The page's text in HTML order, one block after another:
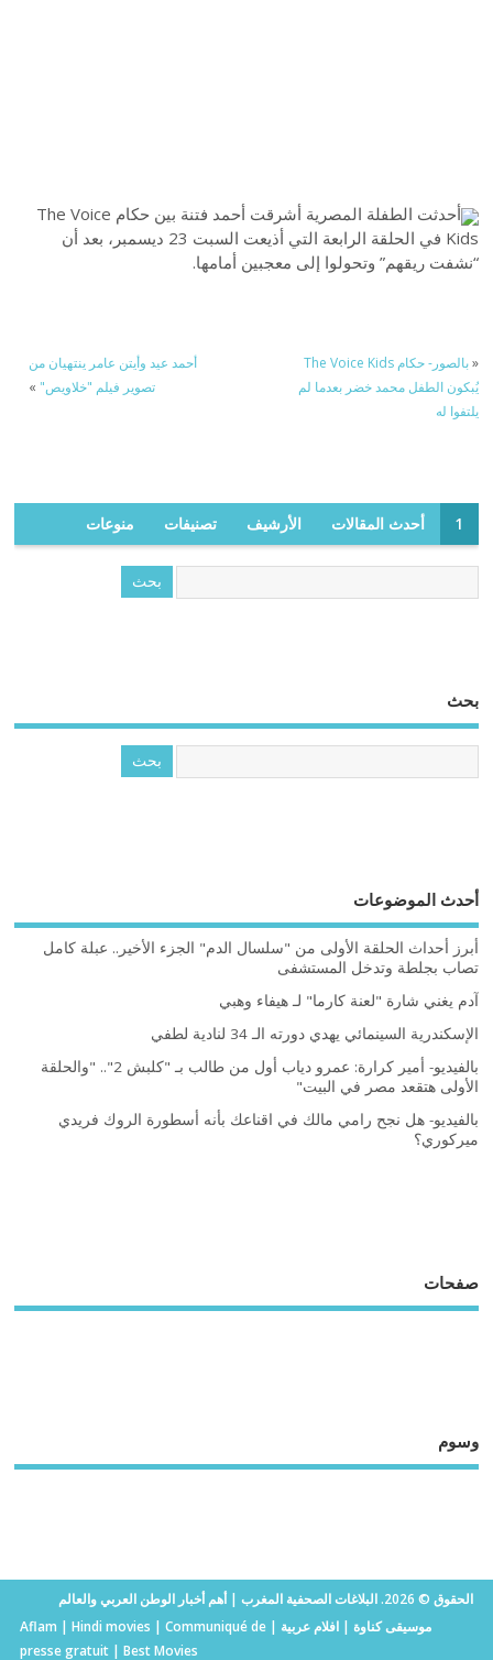
أحدثت الطفلة المصرية أشرقت أحمد فتنة بين حكام The Voice
Kids في الحلقة الرابعة التي أذيعت السبت 23 ديسمبر، بعد أن
“نشفت ريقهم” وتحولوا إلى معجبين أمامها.
«
بالصور- حكام The Voice Kids
يُبكون الطفل محمد خضر بعدما لم
يلتفوا له
أحمد عيد وأيتن عامر ينتهيان من
تصوير فيلم "خلاويص" »
1 أحدث المقالات الأرشيف تصنيفات منوعات
بحث
أحدث الموضوعات
أبرز أحداث الحلقة الأولى من "سلسال الدم" الجزء الأخير.. عبلة كامل
تصاب بجلطة وتدخل المستشفى
آدم يغني شارة "لعنة كارما" لـ هيفاء وهبي
الإسكندرية السينمائي يهدي دورته الـ 34 لنادية لطفي
بالفيديو- أمير كرارة: عمرو دياب أول من طالب بـ "كلبش 2".. "والحلقة
الأولى هتقعد مصر في البيت"
بالفيديو- هل نجح رامي مالك في اقناعك بأنه أسطورة الروك فريدي
ميركوري؟
صفحات
وسوم
الحقوق © 2026. البلاغات الصحفية المغرب | أهم أخبار الوطن العربي والعالم
موسيقى كناوة |افلام عربية |
Aflam | Hindi movies | Communiqué de
presse gratuit| Best Movies